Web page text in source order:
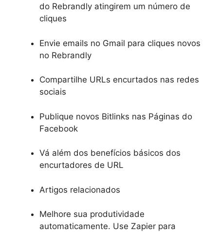
do Rebrandly atingirem um número de
cliques
Envie emails no Gmail para cliques novos
no Rebrandly
Compartilhe URLs encurtados nas redes
sociais
Publique novos Bitlinks nas Páginas do
Facebook
Vá além dos benefícios básicos dos
encurtadores de URL
Artigos relacionados
Melhore sua produtividade
automaticamente. Use Zapier para